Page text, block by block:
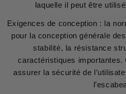
laquelle il peut être
Exigences de conception : la
pour la conception générale
stabilité, la résistance
caractéristiques
assurer la sécurité de